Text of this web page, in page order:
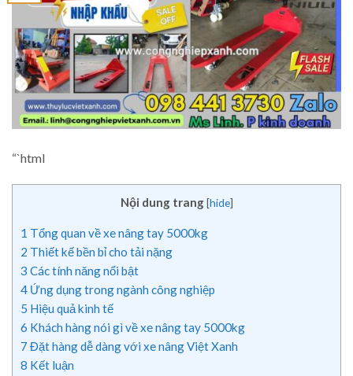
“`html
Nội dung trang [hide]
1 Tổng quan về xe nâng tay 5000kg
2 Thiết kế bền bỉ cho tải nặng
3 Các tính năng nổi bật
4 Ứng dụng trong ngành công nghiệp
5 Hiệu quả kinh tế
6 Khách hàng nói gì về xe nâng tay 5000kg
7 Đặt hàng dễ dàng với xe nâng Việt Xanh
8 Kết luận